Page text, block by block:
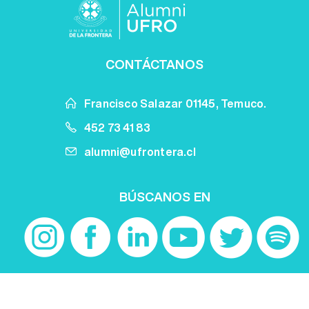
CONTÁCTANOS
Francisco Salazar 01145, Temuco.
452 73 41 83
alumni@ufrontera.cl
BÚSCANOS EN